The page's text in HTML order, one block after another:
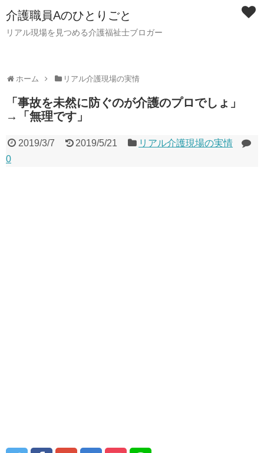
介護職員Aのひとりごと
リアル現場を見つめる介護福祉士ブロガー
ホーム リアル介護現場の実情
「事故を未然に防ぐのが介護のプロでしょ」
→「無理です」
2019/3/7 2019/5/21
リアル介護現場の実情
0